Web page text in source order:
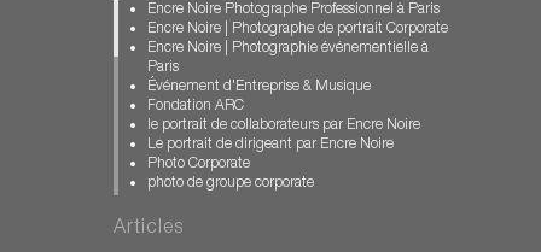
Encre Noire Photographe Professionnel à Paris
Encre Noire | Photographe de portrait Corporate
Encre Noire | Photographie événementielle à
Paris
Événement d'Entreprise & Musique
Fondation ARC
le portrait de collaborateurs par Encre Noire
Le portrait de dirigeant par Encre Noire
Photo Corporate
photo de groupe corporate
photographe événementiel paris
Articles